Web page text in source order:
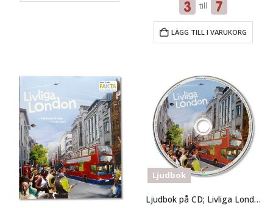
till
LÄGG TILL I VARUKORG
Ljudbok
Ljudbok på CD; Livliga London